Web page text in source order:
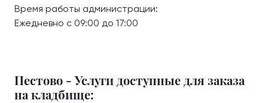
Время работы администрации:
Ежедневно с 09:00 до 17:00
Пестово - Услуги доступные для заказа
на кладбище: